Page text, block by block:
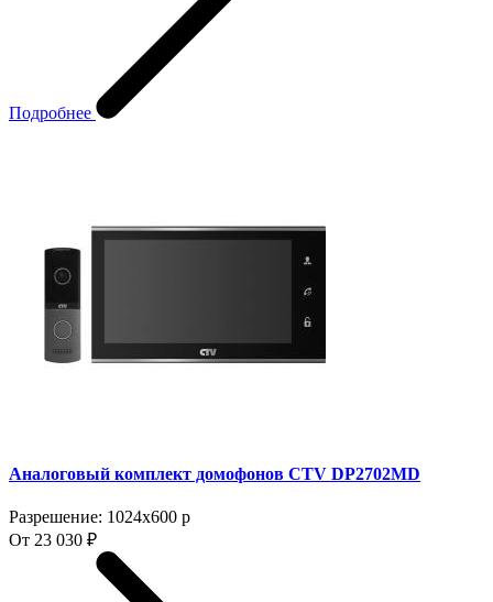
Подробнее
Аналоговый комплект домофонов CTV DP2702MD
Разрешение: 1024x600 p
От 23 030 ₽